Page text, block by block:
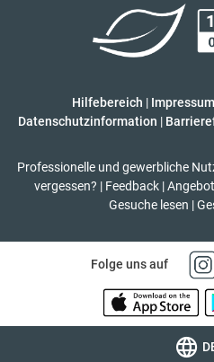
Hilfebereich | Impressum
Datenschutzinformation |
Professionelle und gewerbliche
vergessen? | Feedback |
Gesuche lesen |
Folge uns auf